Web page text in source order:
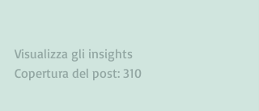
Visualizza gli insights
Copertura del post: 310